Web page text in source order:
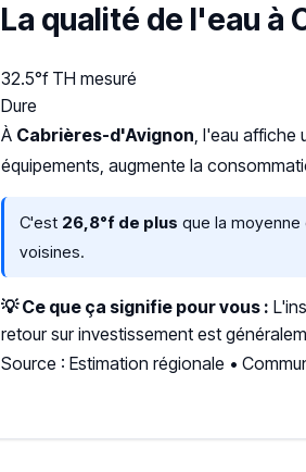
La qualité de l'eau à
32.5°f TH mesuré
Dure
À Cabrières-d'Avignon, l'eau affiche
équipements, augmente la
C'est 26,8°f de plus que la moyenne
voisines.
💡 Ce que ça signifie pour vous :
retour sur investissement est
Source : Estimation régionale •